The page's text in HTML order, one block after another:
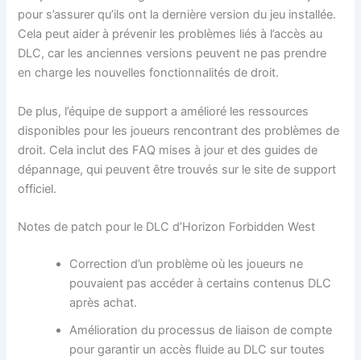
pour s’assurer qu’ils ont la dernière version du jeu installée.
Cela peut aider à prévenir les problèmes liés à l’accès au
DLC, car les anciennes versions peuvent ne pas prendre
en charge les nouvelles fonctionnalités de droit.
De plus, l’équipe de support a amélioré les ressources
disponibles pour les joueurs rencontrant des problèmes de
droit. Cela inclut des FAQ mises à jour et des guides de
dépannage, qui peuvent être trouvés sur le site de support
officiel.
Notes de patch pour le DLC d’Horizon Forbidden West
Correction d’un problème où les joueurs ne
pouvaient pas accéder à certains contenus DLC
après achat.
Amélioration du processus de liaison de compte
pour garantir un accès fluide au DLC sur toutes